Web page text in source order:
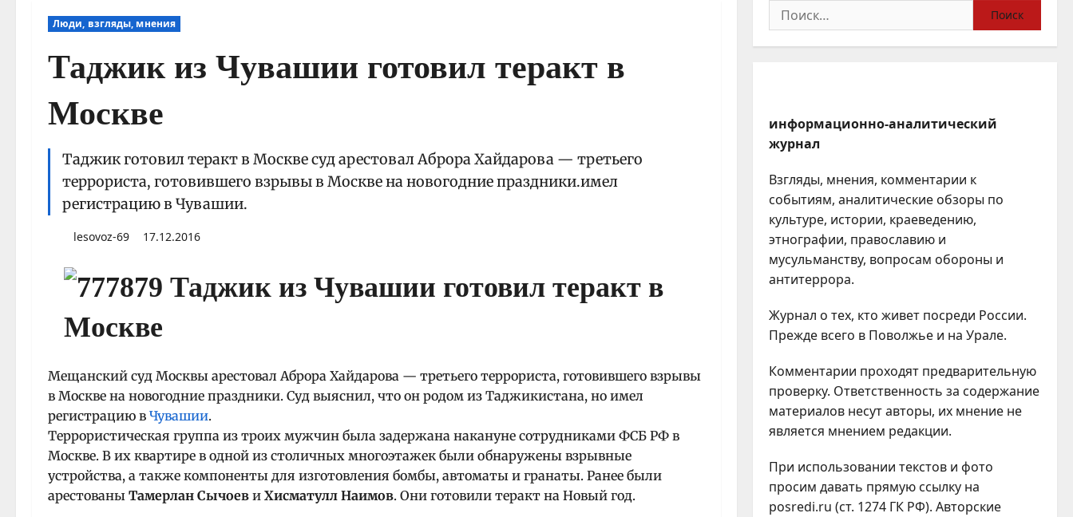
Люди, взгляды, мнения
Таджик из Чувашии готовил теракт в
Москве
Таджик готовил теракт в Москве суд арестовал Аброра Хайдарова — третьего
террориста, готовившего взрывы в Москве на новогодние праздники.имел
регистрацию в Чувашии.
lesovoz-69 17.12.2016
Мещанский суд Москвы арестовал Аброра Хайдарова — третьего террориста, готовившего взрывы
в Москве на новогодние праздники. Суд выяснил, что он родом из Таджикистана, но имел
регистрацию в Чувашии.
Террористическая группа из троих мужчин была задержана накануне сотрудниками ФСБ РФ в
Москве. В их квартире в одной из столичных многоэтажек были обнаружены взрывные
устройства, а также компоненты для изготовления бомбы, автоматы и гранаты. Ранее были
арестованы Тамерлан Сычоев и Хисматулл Наимов. Они готовили теракт на Новый год.
Найти:
информационно-аналитический
журнал
Взгляды, мнения, комментарии к
событиям, аналитические обзоры по
культуре, истории, краеведению,
этнографии, православию и
мусульманству, вопросам обороны и
антитеррора.
Журнал о тех, кто живет посреди России.
Прежде всего в Поволжье и на Урале.
Комментарии проходят предварительную
проверку. Ответственность за содержание
материалов несут авторы, их мнение не
является мнением редакции.
При использовании текстов и фото
просим давать прямую ссылку на
posredi.ru (ст. 1274 ГК РФ). Авторские